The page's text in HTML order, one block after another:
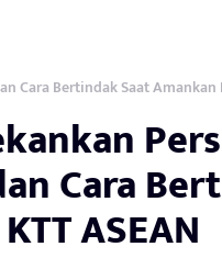
Cara Bertindak Saat Amankan
Cara
ASEAN